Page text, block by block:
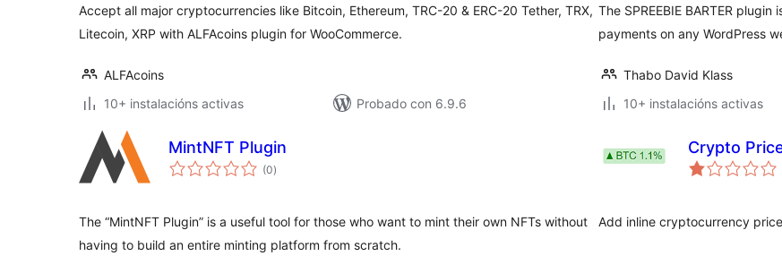
Accept all major cryptocurrencies like Bitcoin, Ethereum, TRC-20 & ERC-20 Tether, TRX,
Litecoin, XRP with ALFAcoins plugin for WooCommerce.
ALFAcoins
10+ instalacións activas
Probado con 6.9.6
The SPREEBIE BARTER
payments on any WordPress
Thabo David Klass
10+ instalacións activas
MintNFT Plugin
(0valoracións
totais
)
The “MintNFT Plugin” is a useful tool for those who want to mint their own NFTs without
having to build an entire minting platform from scratch.
Crypto
Add inline cryptocurrency